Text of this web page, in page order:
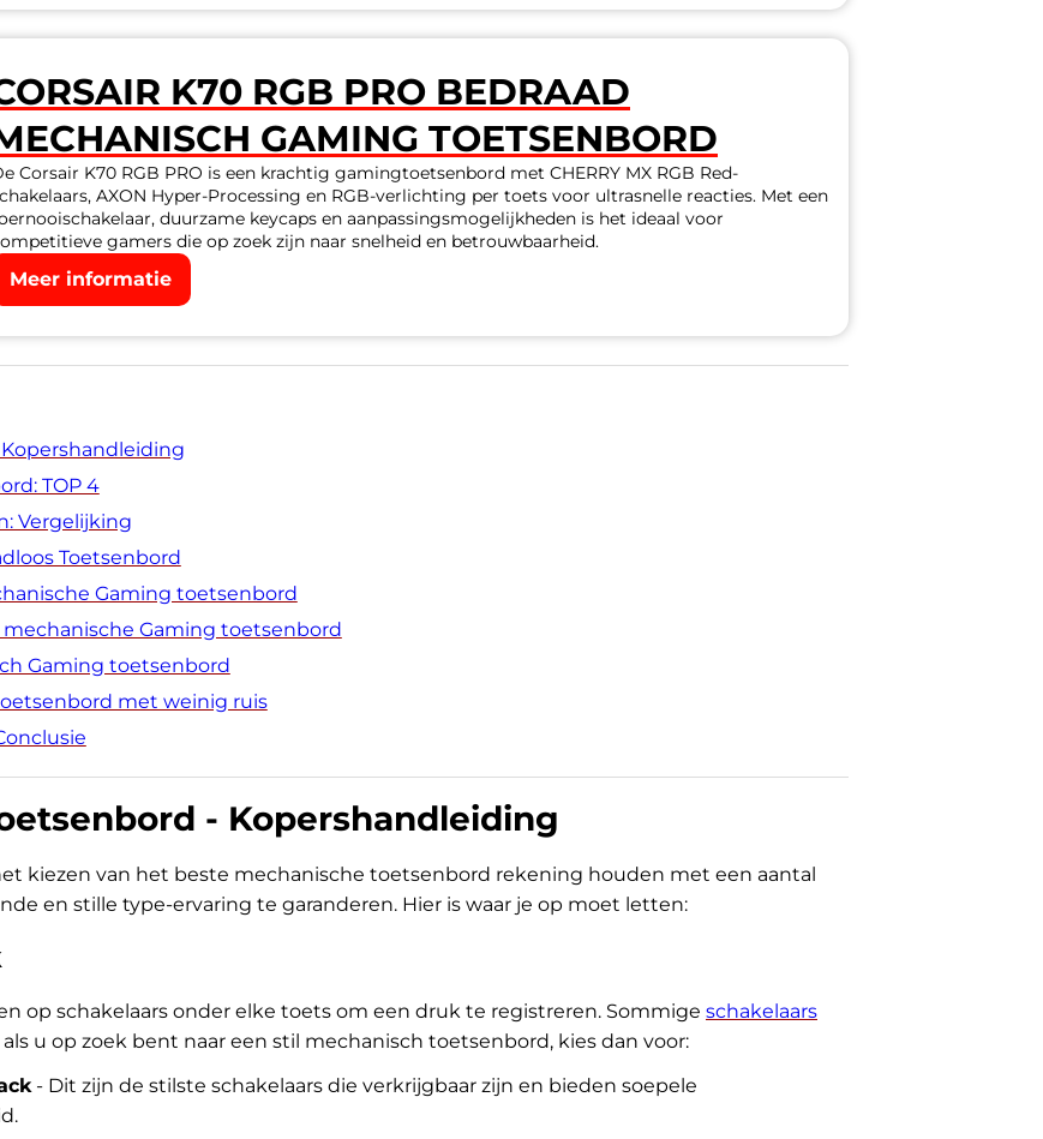
K70 RGB PRO BEDRAAD
GAMING TOETSENBORD
Corsair K70 RGB PRO is een krachtig gamingtoetsenbord met CHERRY MX RGB Red-
AXON Hyper-Processing en RGB-verlichting per toets voor ultrasnelle reacties. Met een
duurzame keycaps en aanpassingsmogelijkheden is het ideaal voor
gamers die op zoek zijn naar snelheid en betrouwbaarheid.
Meer informatie
TOP 4
Vergelijking
Toetsenbord
Gaming toetsenbord
mechanische Gaming toetsenbord
Gaming toetsenbord
met weinig ruis
- Kopershandleiding
kiezen van het beste mechanische toetsenbord rekening houden met een aantal
en stille type-ervaring te garanderen. Hier is waar je op moet letten:
op schakelaars onder elke toets om een druk te registreren. Sommige schakelaars
u op zoek bent naar een stil mechanisch toetsenbord, kies dan voor:
- Dit zijn de stilste schakelaars die verkrijgbaar zijn en bieden soepele